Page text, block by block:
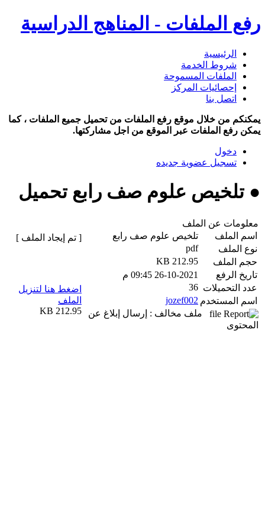
رفع الملفات - المناهج الدراسية
الرئيسية
شروط الخدمة
الملفات المسموحة
إحصائيات المركز
اتصل بنا
يمكنكم من خلال موقع رفع الملفات من تحميل جميع الملفات ، كما
يمكن رفع الملفات عبر الموقع من اجل مشاركتها.
دخول
تسجيل عضوية جديده
● تلخيص علوم صف رابع تحميل
معلومات عن الملف
اسم الملف
تلخيص علوم صف رابع
نوع الملف
pdf
حجم الملف
212.95 KB
تاريخ الرفع
26-10-2021 09:45 م
عدد التحميلات 36
اسم المستخدم jozef002
ملف مخالف : إرسال إبلاغ عن
المحتوى
[ تم إيجاد الملف ]
اضغط هنا لتنزيل
الملف
212.95 KB